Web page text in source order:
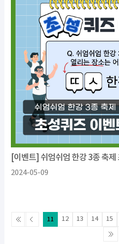
[이벤트] 쉬엄쉬엄 한강 3종 축제
2024-05-09
11 12 13 14 15